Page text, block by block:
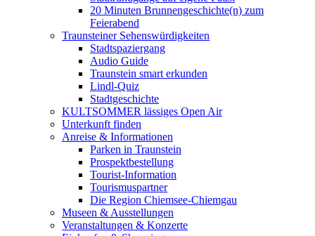
20 Minuten Brunnengeschichte(n) zum
Feierabend
Traunsteiner Sehenswürdigkeiten
Stadtspaziergang
Audio Guide
Traunstein smart erkunden
Lindl-Quiz
Stadtgeschichte
KULTSOMMER lässiges Open Air
Unterkunft finden
Anreise & Informationen
Parken in Traunstein
Prospektbestellung
Tourist-Information
Tourismuspartner
Die Region Chiemsee-Chiemgau
Museen & Ausstellungen
Veranstaltungen & Konzerte